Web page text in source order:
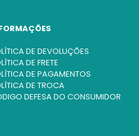
DE DEVOLUÇÕES
DE FRETE
DE PAGAMENTOS
DE TROCA
DEFESA DO CONSUMIDOR